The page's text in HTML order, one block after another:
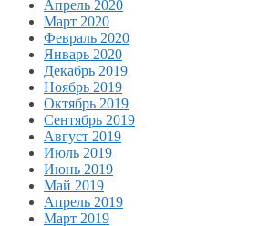
Апрель 2020
Март 2020
Февраль 2020
Январь 2020
Декабрь 2019
Ноябрь 2019
Октябрь 2019
Сентябрь 2019
Август 2019
Июль 2019
Июнь 2019
Май 2019
Апрель 2019
Март 2019